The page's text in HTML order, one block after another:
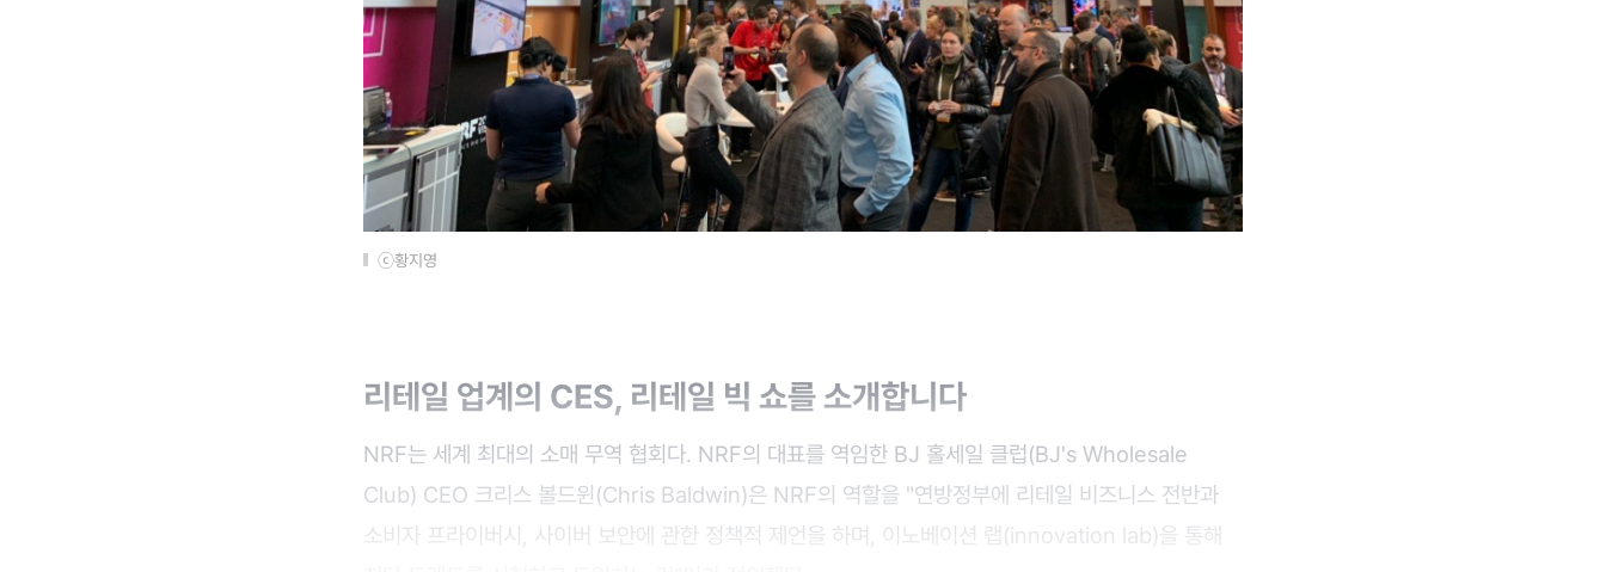
ⓒ황지영
리테일 업계의 CES, 리테일 빅 쇼를 소개합니다
NRF는 세계 최대의 소매 무역 협회다. NRF의 대표를 역임한 BJ 홀세일 클럽(BJ's Wholesale
Club) CEO 크리스 볼드윈(Chris Baldwin)은 NRF의 역할을 "연방정부에 리테일 비즈니스 전반과
소비자 프라이버시, 사이버 보안에 관한 정책적 제언을 하며, 이노베이션 랩(innovation lab)을 통해